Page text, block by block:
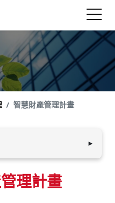
智慧財產管理計畫
▼
理計畫